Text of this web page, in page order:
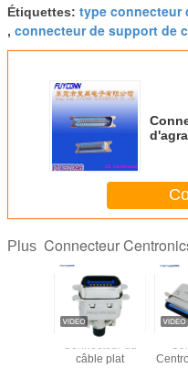
Étiquettes: type connecteur
, connecteur de support de
Plus Connecteur
Connecteur du
câble plat